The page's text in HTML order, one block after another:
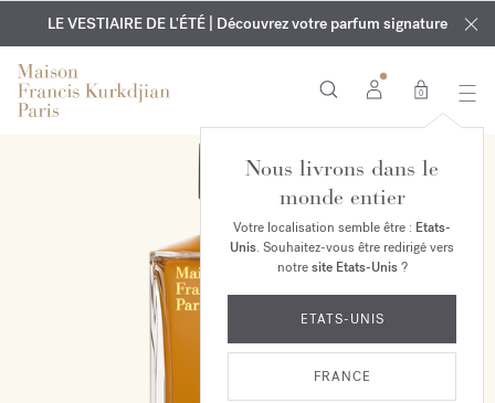
EXCLUSIF | Découvrez le nouveau parfum OUD
velvet mood
dans votre commande*
GRAVURE OFFERTE | Sur tous les parfums et huiles pour le
corps jusqu'au 9 août
LE VESTIAIRE DE L'ÉTÉ | Découvrez votre parfum signature
0
Nous livrons dans le
monde entier
Votre localisation semble être : Etats-
Unis. Souhaitez-vous être redirigé vers
notresite Etats-Unis?
ETATS-UNIS
FRANCE